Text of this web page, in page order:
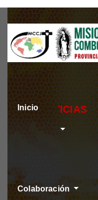
Skip
content
Inicio
Colaboración